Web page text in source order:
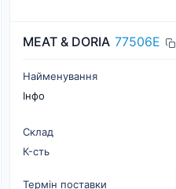
MEAT & DORIA 77506E
Найменування
Інфо
Склад
К-cть
Термін поставки